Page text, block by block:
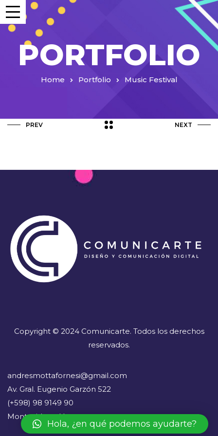
PORTFOLIO
Home Portfolio Music Festival
PREV NEXT
Copyright © 2024 Comunicarte. Todos los derechos
reservados.
andresmottafornesi@gmail.com
Av. Gral. Eugenio Garzón 522
(+598) 98 9149 90
Montevideo - Uruguay
Hola, ¿en qué podemos ayudarte?